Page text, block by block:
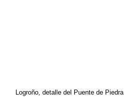
Logroño, detalle del Puente de Piedra